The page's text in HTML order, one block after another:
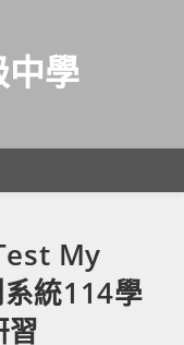
中學
My
統114學
習